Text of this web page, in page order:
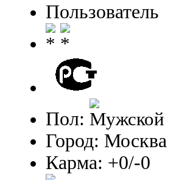
Пользователь
Пол:
Город: Москва
Карма: +0/-0